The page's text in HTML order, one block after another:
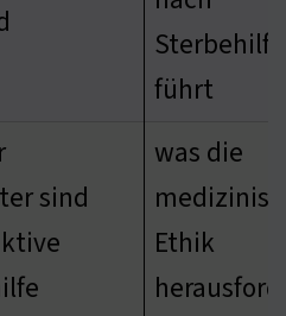
Sterbehilfe
führt
sind
was die
Ethik